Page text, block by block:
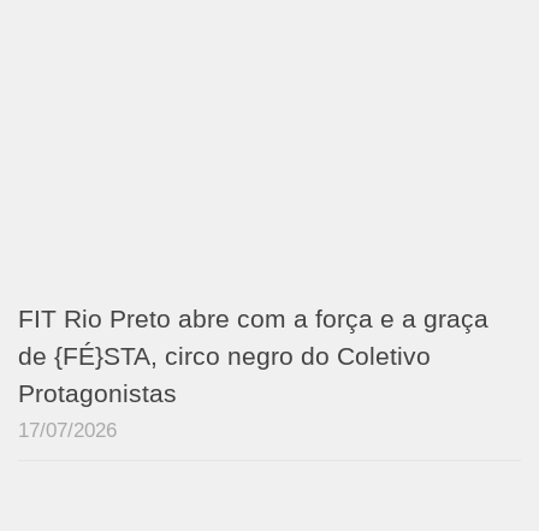
FIT Rio Preto abre com a força e a graça
de {FÉ}STA, circo negro do Coletivo
Protagonistas
17/07/2026